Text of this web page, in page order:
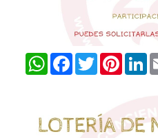
WhatsAppFacebookTwitter